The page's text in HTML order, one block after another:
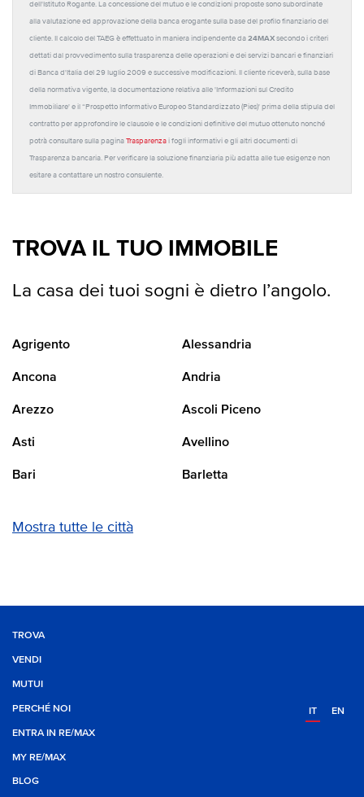
dell'Istituto Rogante. La concessione del mutuo e le condizioni proposte sono subordinate
alla valutazione ed approvazione della banca erogante sulla base del profilo finanziario del
cliente. Il calcolo del TAEG è effettuato in maniera indipendente da 24MAX secondo i criteri
dettati dal provvedimento sulla trasparenza delle operazioni e dei servizi bancari e finanziari
di Banca d'Italia del 29 luglio 2009 e successive modificazioni. Il cliente riceverà, sulla base
della normativa vigente, la documentazione relativa alle 'Informazioni sul Credito
Immobiliare' e il “Prospetto Informativo Europeo Standardizzato (Pies)' prima della stipula del
contratto per approfondire le clausole e le condizioni definitive del mutuo ottenuto nonché
potrà consultare sulla pagina Trasparenza i fogli informativi e gli altri documenti di
Trasparenza bancaria. Per verificare la soluzione finanziaria più adatta alle tue esigenze non
esitare a contattare un nostro consulente.
TROVA IL TUO IMMOBILE
La casa dei tuoi sogni è dietro l’angolo.
Agrigento Alessandria
Ancona Andria
Arezzo Ascoli Piceno
Asti Avellino
Bari Barletta
Mostra tutte le città
TROVA
VENDI
MUTUI
PERCHÉ NOI
ENTRA IN RE/MAX
MY RE/MAX
BLOG
IT EN